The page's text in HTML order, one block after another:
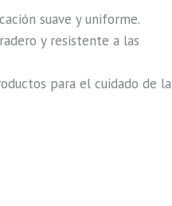
suave y uniforme.
y resistente a las
para el cuidado de la